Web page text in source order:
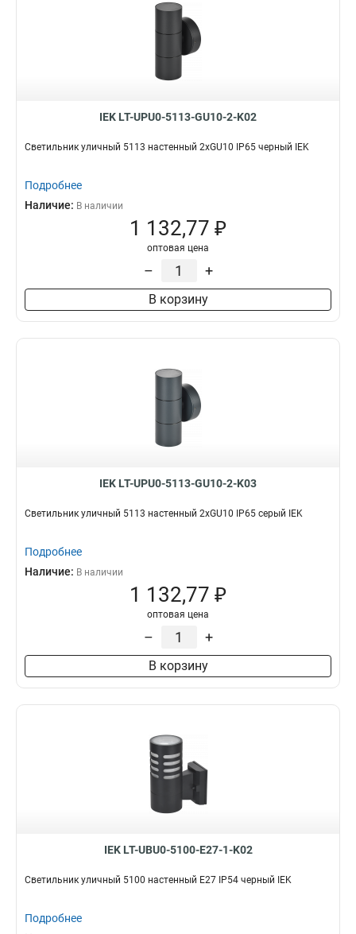
IEK LT-UPU0-5113-GU10-2-K02
Светильник уличный 5113 настенный 2хGU10 IP65 черный IEK
Подробнее
Наличие: В наличии
1 132,77 ₽
оптовая цена
– +
В корзину
IEK LT-UPU0-5113-GU10-2-K03
Светильник уличный 5113 настенный 2хGU10 IP65 серый IEK
Подробнее
Наличие: В наличии
1 132,77 ₽
оптовая цена
– +
В корзину
IEK LT-UBU0-5100-E27-1-K02
Светильник уличный 5100 настенный E27 IP54 черный IEK
Подробнее